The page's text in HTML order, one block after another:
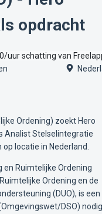
opdracht
uurschatting van
Ordening) zoekt Hero
Analist Stelselintegratie
locatie in Nederland.
Ruimtelijke Ordening
Ordening en de
(DUO), is een
DSO)